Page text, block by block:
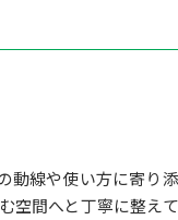
動線や使い方に寄り
間へと丁寧に整えて